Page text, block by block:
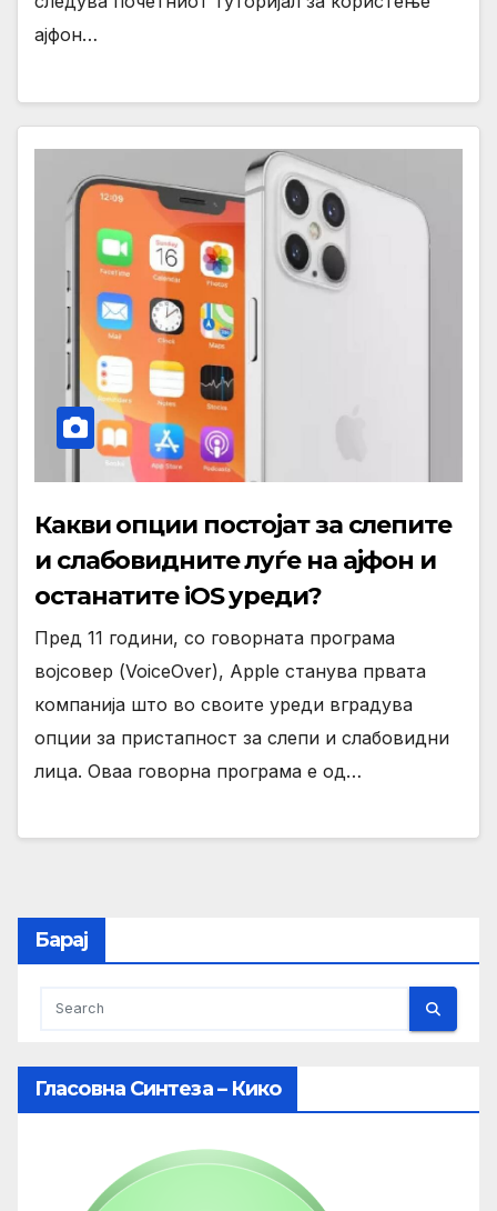
ајфон…
Какви опции постојат за слепите
и слабовидните луѓе на ајфон и
останатите iOS уреди?
Пред 11 години, со говорната програма
војсовер (VoiceOver), Apple станува првата
компанија што во своите уреди вградува
опции за пристапност за слепи и слабовидни
лица. Оваа говорна програма е од…
Барај
Гласовна Синтеза – Кико